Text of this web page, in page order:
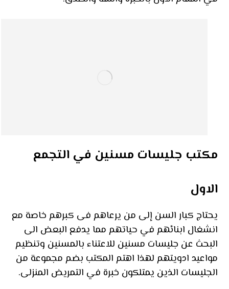
مكتب جليسات مسنين في التجمع
الاول
يحتاج كبار السن إلى من يرعاهم فى كبرهم خاصة مع
انشغال ابنائهم في حياتهم مما يدفع البعض الى
البحث عن جليسات مسنين للاعتناء بالمسنين وتنظيم
مواعيد ادويتهم لهذا اهتم المكتب بضم مجموعة من
الجليسات الذين يمتلكون خبرة في التمريض المنزلى.